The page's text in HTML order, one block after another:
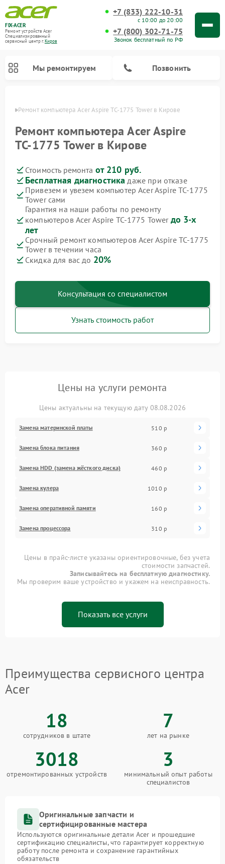
FIX-ACER
Ремонт устройств Acer
Специализированный
cервисный центр г.Киров
+7 (833) 222-10-31
с 10:00 до 20:00
+7 (800) 302-71-75
Звонок бесплатный по РФ
Мы ремонтируем Позвонить
Ремонт компьютера Acer Aspire TC‑1775 Tower в Кирове
Ремонт компьютера Acer Aspire
TC‑1775 Tower в Кирове
Стоимость ремонта от 210 руб.
Бесплатная диагностика даже при отказе
Привезем и увезем компьютер Acer Aspire TC‑1775
Tower сами
Гарантия на наши работы по ремонту
компьютеров Acer Aspire TC‑1775 Tower до 3-х
лет
Срочный ремонт компьютеров Acer Aspire TC‑1775
Tower в течении часа
Скидка для вас до 20%
Консультация со специалистом
Узнать стоимость работ
Цены на услуги ремонта
Цены актуальны на текущую дату 08.08.2026
Замена материнской платы 510 р
Замена блока питания 360 р
Замена HDD (замена жёсткого диска) 460 р
Замена кулера 1010 р
Замена оперативной памяти 160 р
Замена процессора 310 р
Цены в прайс-листе указаны ориентировочные, без учета
стоимости запчастей.
Записывайтесь на бесплатную диагностику.
Мы проверим ваше устройство и укажем на неисправность.
Показать все услуги
Преимущества сервисного центра
Acer
18
сотрудников в штате
7
лет на рынке
3018
отремонтированных устройств
3
минимальный опыт работы
специалистов
Оригинальные запчасти и
сертифицированные мастера
Используются оригинальные детали Acer и прошедшие
сертификацию специалисты, что гарантирует корректную
работу после ремонта и сохранение гарантийных
обязательств